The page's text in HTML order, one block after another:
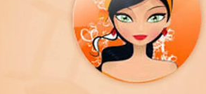
ติดตามสนุกโซเชียลได้ที่